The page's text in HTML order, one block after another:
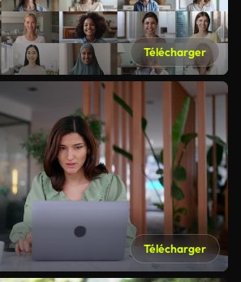
Télécharger
Télécharger